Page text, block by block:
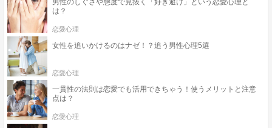
男性のしぐさや態度で見抜く「好き避け」という恋愛心理と
は？
恋愛心理
女性を追いかけるのはナゼ！？追う男性心理5選
恋愛心理
一貫性の法則は恋愛でも活用できちゃう！使うメリットと注意
点は？
恋愛心理